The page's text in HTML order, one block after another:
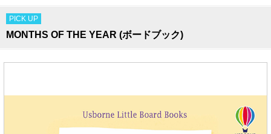
PICK UP
MONTHS OF THE YEAR (ボードブック)